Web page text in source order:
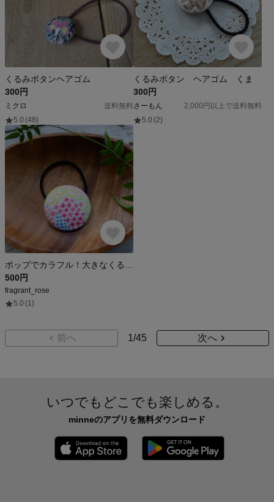
くるみボタンヘアゴム
300円
ミクロ
送料無料
5.0 (48)
くるみボタン ヘアゴム くま
300円
さーもん
2,000円以上で送料無料
5.0 (2)
500円
fragrant_rose
5.0 (1)
前へ 1/45 次へ
いつでもどこでも楽しめる。
minneのアプリを無料ダウンロード